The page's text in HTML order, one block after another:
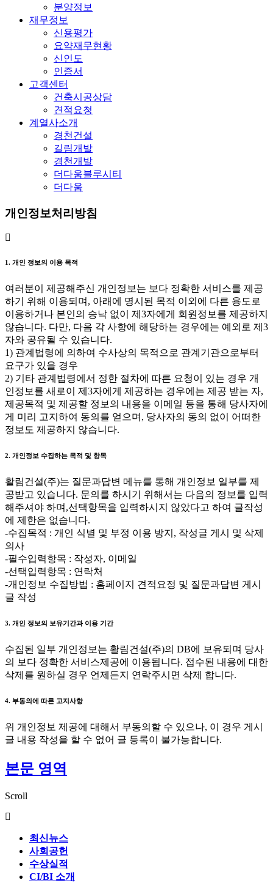
분양정보
재무정보
신용평가
요약재무현황
신인도
인증서
고객센터
건축시공상담
견적요청
계열사소개
경천건설
길림개발
경천개발
더다움블루시티
더다움
개인정보처리방침
1. 개인 정보의 이용 목적
여러분이 제공해주신 개인정보는 보다 정확한 서비스를 제공
하기 위해 이용되며, 아래에 명시된 목적 이외에 다른 용도로
이용하거나 본인의 승낙 없이 제3자에게 회원정보를 제공하지
않습니다. 다만, 다음 각 사항에 해당하는 경우에는 예외로 제3
자와 공유될 수 있습니다.
1) 관계법령에 의하여 수사상의 목적으로 관계기관으로부터
요구가 있을 경우
2) 기타 관계법령에서 정한 절차에 따른 요청이 있는 경우 개
인정보를 새로이 제3자에게 제공하는 경우에는 제공 받는 자,
제공목적 및 제공할 정보의 내용을 이메일 등을 통해 당사자에
게 미리 고지하여 동의를 얻으며, 당사자의 동의 없이 어떠한
정보도 제공하지 않습니다.
2. 개인정보 수집하는 목적 및 항목
활림건설(주)는 질문과답변 메뉴를 통해 개인정보 일부를 제
공받고 있습니다. 문의를 하시기 위해서는 다음의 정보를 입력
해주셔야 하며,선택항목을 입력하시지 않았다고 하여 글작성
에 제한은 없습니다.
-수집목적 : 개인 식별 및 부정 이용 방지, 작성글 게시 및 삭제
의사
-필수입력항목 : 작성자, 이메일
-선택입력항목 : 연락처
-개인정보 수집방법 : 홈페이지 견적요정 및 질문과답변 게시
글 작성
3. 개인 정보의 보유기간과 이용 기간
수집된 일부 개인정보는 활림건설(주)의 DB에 보유되며 당사
의 보다 정확한 서비스제공에 이용됩니다. 접수된 내용에 대한
삭제를 원하실 경우 언제든지 연락주시면 삭제 합니다.
4. 부동의에 따른 고지사항
위 개인정보 제공에 대해서 부동의할 수 있으나, 이 경우 게시
글 내용 작성을 할 수 없어 글 등록이 불가능합니다.
본문 영역
Scroll
최신뉴스
사회공헌
수상실적
CI/BI 소개